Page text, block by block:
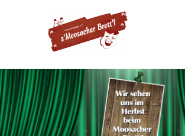
Brett'l
MÜNCHNER MUNDART THEATER